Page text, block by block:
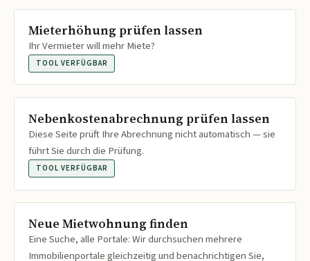
Mieterhöhung prüfen lassen
Ihr Vermieter will mehr Miete?
TOOL VERFÜGBAR
Nebenkostenabrechnung prüfen lassen
Diese Seite prüft Ihre Abrechnung nicht automatisch — sie
führt Sie durch die Prüfung.
TOOL VERFÜGBAR
Neue Mietwohnung finden
Eine Suche, alle Portale: Wir durchsuchen mehrere
Immobilienportale gleichzeitig und benachrichtigen Sie,